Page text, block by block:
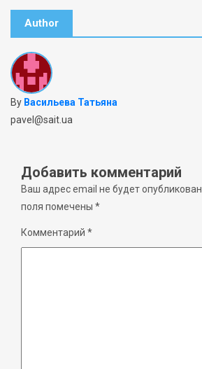
Author
By Васильева Татьяна
pavel@sait.ua
Добавить комментарий
Ваш адрес email не будет опубликован.
поля помечены *
Комментарий *